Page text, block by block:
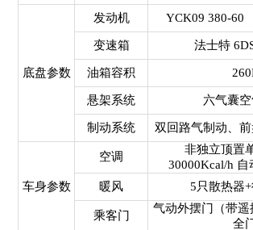
底盘参数
发动机 YCK09 380-60
变速箱 法士特
油箱容积
悬架系统 六气囊
制动系统 双回路气制动、
车身参数
空调
非独立顶置
30000Kcal/h
暖风
5只散热器
乘客门
气动外摆门（带
全